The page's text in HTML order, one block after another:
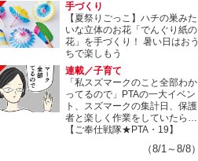
手づくり
【夏祭りごっこ】ハチの巣みた
いな立体のお花「でんぐり紙の
花」を手づくり！ 暑い日はおう
ちで楽しもう
連載／子育て
「私スズマークのこと全部わか
ってるので」PTAの一大イベン
ト、スズマークの集計日、保護
者と楽しく作業をしていたら…
【ご奉仕戦隊★PTA・19】
（8/1～8/8）